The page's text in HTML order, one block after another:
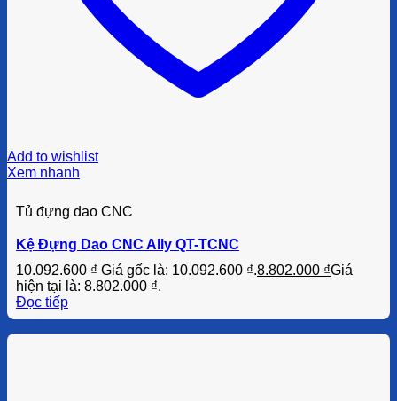
Add to wishlist
Xem nhanh
Tủ đựng dao CNC
Kệ Đựng Dao CNC Ally QT-TCNC
10.092.600₫ Giá gốc là: 10.092.600 ₫.8.802.000 ₫Giá
hiện tại là: 8.802.000 ₫.
Đọc tiếp